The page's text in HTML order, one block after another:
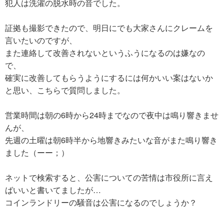
犯人は洗濯の脱水時の音でした。
証拠も撮影できたので、明日にでも大家さんにクレームを
言いたいのですが、
また連絡して改善されないというふうになるのは嫌なの
で、
確実に改善してもらうようにするには何かいい案はないか
と思い、こちらで質問しました。
営業時間は朝の6時から24時までなので夜中は鳴り響きませ
んが、
先週の土曜は朝6時半から地響きみたいな音がまた鳴り響き
ました（ーー；）
ネットで検索すると、公害についての苦情は市役所に言え
ばいいと書いてましたが…
コインランドリーの騒音は公害になるのでしょうか？